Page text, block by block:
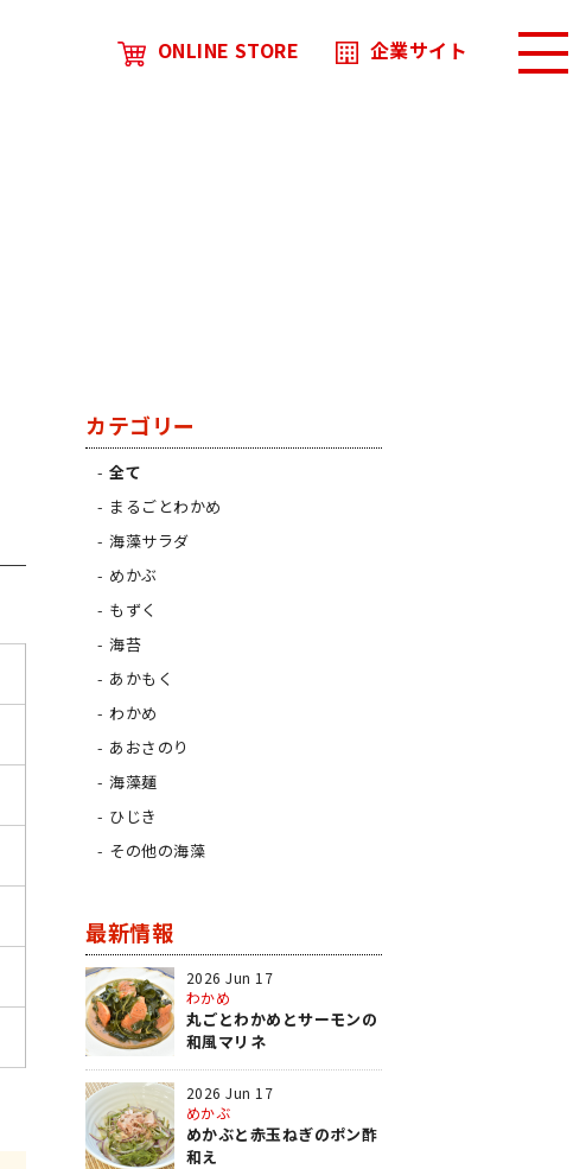
ONLINE STORE 企業サイト
カテゴリー
全て
まるごとわかめ
海藻サラダ
めかぶ
もずく
海苔
あかもく
わかめ
あおさのり
海藻麺
ひじき
その他の海藻
最新情報
2026 Jun 17
わかめ
丸ごとわかめとサーモンの
和風マリネ
2026 Jun 17
めかぶ
めかぶと赤玉ねぎのポン酢
和え